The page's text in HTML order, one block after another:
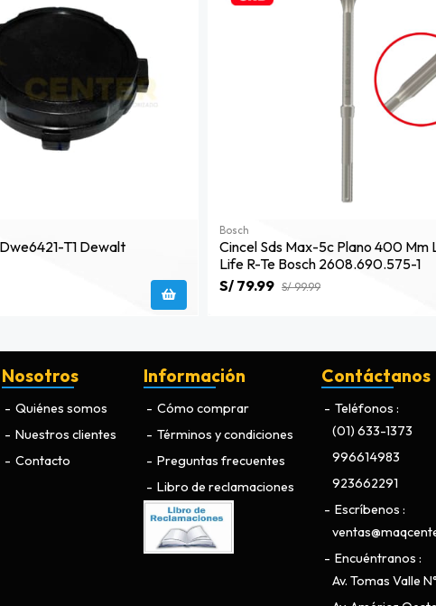
T1 Dewalt
Bosch
Cincel Sds Max-5c Plano 400 Mm
Life R-Te Bosch 2608.690.575-1
S/ 79.99 S/ 99.99
Nosotros
Quiénes somos
Nuestros clientes
Contacto
Información
Cómo comprar
Términos y condiciones
Preguntas frecuentes
Libro de reclamaciones
Contáctanos
Teléfonos
(01) 633-1373
996614983
923662291
Escríbenos
Encuéntranos
Av. Tomas Valle